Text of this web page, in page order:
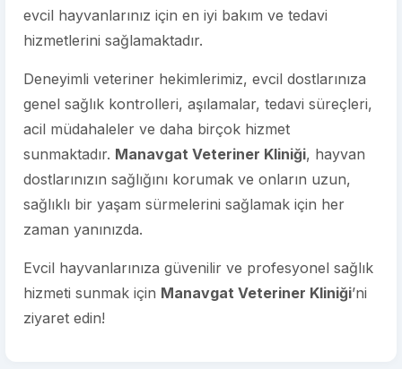
evcil hayvanlarınız için en iyi bakım ve tedavi
hizmetlerini sağlamaktadır.
Deneyimli veteriner hekimlerimiz, evcil dostlarınıza
genel sağlık kontrolleri, aşılamalar, tedavi süreçleri,
acil müdahaleler ve daha birçok hizmet
sunmaktadır. Manavgat Veteriner Kliniği, hayvan
dostlarınızın sağlığını korumak ve onların uzun,
sağlıklı bir yaşam sürmelerini sağlamak için her
zaman yanınızda.
Evcil hayvanlarınıza güvenilir ve profesyonel sağlık
hizmeti sunmak için Manavgat Veteriner Kliniği’ni
ziyaret edin!